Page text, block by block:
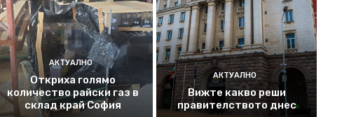
АКТУАЛНО
Откриха голямо
количество райски газ в
склад край София
АКТУАЛНО
Вижте какво реши
правителството днес